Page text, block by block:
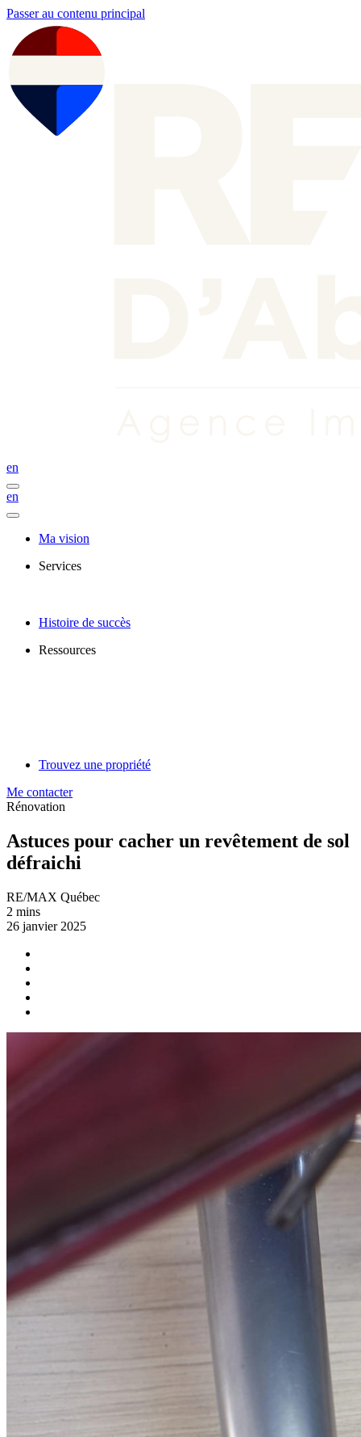
Passer au contenu principal
en
en
Ma vision
Services
Histoire de succès
Ressources
Trouvez une propriété
Me contacter
Rénovation
Astuces pour cacher un revêtement de sol
défraichi
RE/MAX Québec
2 mins
26 janvier 2025